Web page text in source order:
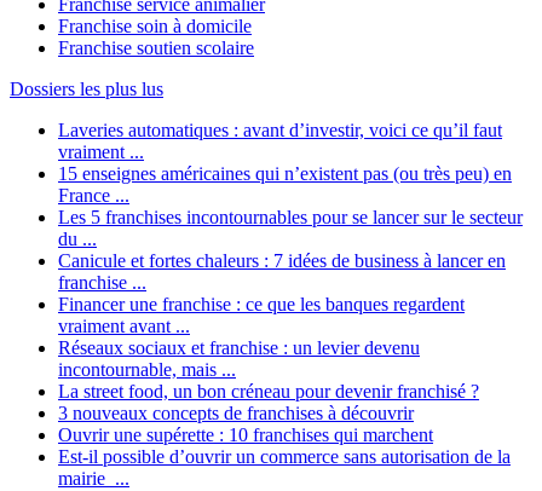
Franchise service animalier
Franchise soin à domicile
Franchise soutien scolaire
Dossiers les plus lus
Laveries automatiques : avant d’investir, voici ce qu’il faut
vraiment ...
15 enseignes américaines qui n’existent pas (ou très peu) en
France ...
Les 5 franchises incontournables pour se lancer sur le secteur
du ...
Canicule et fortes chaleurs : 7 idées de business à lancer en
franchise ...
Financer une franchise : ce que les banques regardent
vraiment avant ...
Réseaux sociaux et franchise : un levier devenu
incontournable, mais ...
La street food, un bon créneau pour devenir franchisé ?
3 nouveaux concepts de franchises à découvrir
Ouvrir une supérette : 10 franchises qui marchent
Est-il possible d’ouvrir un commerce sans autorisation de la
mairie ...